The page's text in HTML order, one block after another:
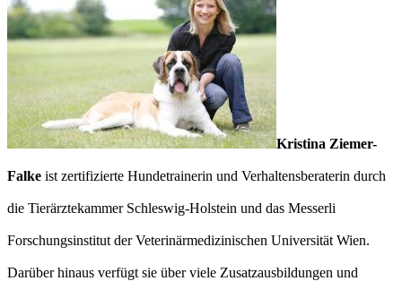
Kristina Ziemer-
Falke ist zertifizierte Hundetrainerin und Verhaltensberaterin durch
die Tierärztekammer Schleswig-Holstein und das Messerli
Forschungsinstitut der Veterinärmedizinischen Universität Wien.
Darüber hinaus verfügt sie über viele Zusatzausbildungen und